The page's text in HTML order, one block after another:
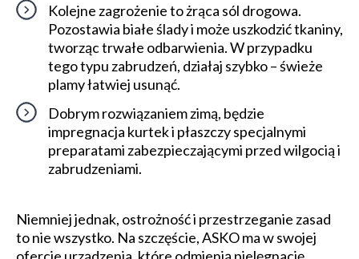
Kolejne zagrożenie to żrąca sól drogowa.
Pozostawia białe ślady i może uszkodzić tkaniny,
tworząc trwałe odbarwienia. W przypadku
tego typu zabrudzeń, działaj szybko – świeże
plamy łatwiej usunąć.
Dobrym rozwiązaniem zimą, będzie
impregnacja kurtek i płaszczy specjalnymi
preparatami zabezpieczającymi przed wilgocią i
zabrudzeniami.
Niemniej jednak, ostrożność i przestrzeganie zasad
to nie wszystko. Na szczęście, ASKO ma w swojej